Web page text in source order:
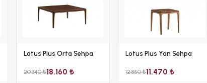
Lotus Plus Orta Sehpa
20.340 ₺18.160 ₺
Lotus Plus Yan Sehpa
12.850 ₺11.470 ₺